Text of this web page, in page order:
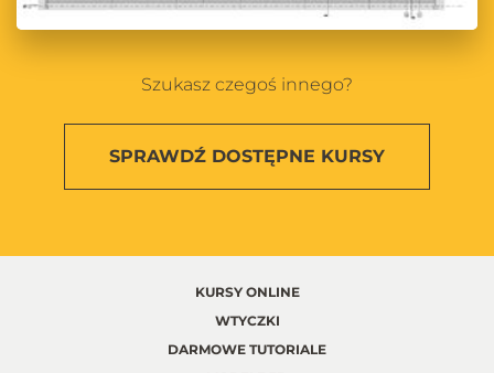
Szukasz czegoś innego?
SPRAWDŹ DOSTĘPNE KURSY
KURSY ONLINE
WTYCZKI
DARMOWE TUTORIALE